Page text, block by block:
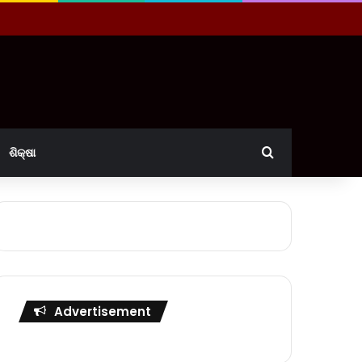
ଶିକ୍ଷା Search for
Advertisement